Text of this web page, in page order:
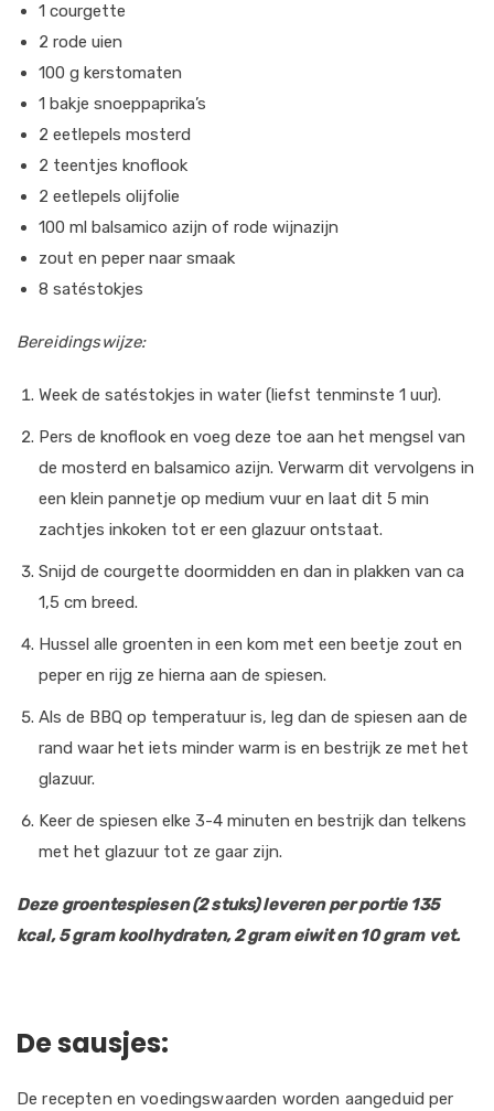
1 courgette
2 rode uien
100 g kerstomaten
1 bakje snoeppaprika’s
2 eetlepels mosterd
2 teentjes knoflook
2 eetlepels olijfolie
100 ml balsamico azijn of rode wijnazijn
zout en peper naar smaak
8 satéstokjes
Bereidingswijze:
Week de satéstokjes in water (liefst tenminste 1 uur).
Pers de knoflook en voeg deze toe aan het mengsel van
de mosterd en balsamico azijn. Verwarm dit vervolgens in
een klein pannetje op medium vuur en laat dit 5 min
zachtjes inkoken tot er een glazuur ontstaat.
Snijd de courgette doormidden en dan in plakken van ca
1,5 cm breed.
Hussel alle groenten in een kom met een beetje zout en
peper en rijg ze hierna aan de spiesen.
Als de BBQ op temperatuur is, leg dan de spiesen aan de
rand waar het iets minder warm is en bestrijk ze met het
glazuur.
Keer de spiesen elke 3-4 minuten en bestrijk dan telkens
met het glazuur tot ze gaar zijn.
Deze groentespiesen (2 stuks) leveren per portie 135
kcal, 5 gram koolhydraten, 2 gram eiwit en 10 gram vet.
De sausjes:
De recepten en voedingswaarden worden aangeduid per